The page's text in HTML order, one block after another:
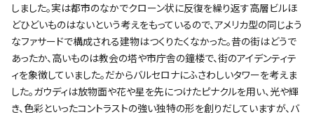
しました。実は都市のなかでクローン状に反復を繰り返す高層ビルほ
どひどいものはないという考えをもっているので、アメリカ型の同じよう
なファサードで構成される建物はつくりたくなかった。昔の街はどうで
あったか、高いものは教会の塔や市庁舎の鐘楼で、街のアイデンティテ
ィを象徴していました。だからバルセロナにふさわしいタワーを考えま
した。ガウディは放物面や花や星を先につけたピナクルを用い、光や輝
き、色彩といったコントラストの強い独特の形を創りだしていますが、バ